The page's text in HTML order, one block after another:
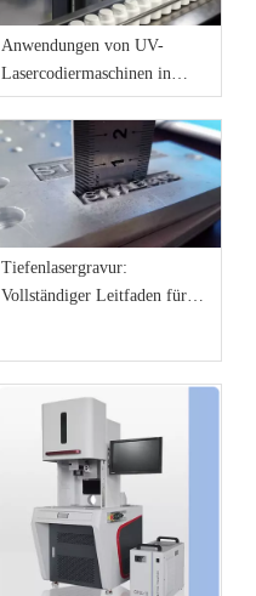
Anwendungen von UV-
Lasercodiermaschinen in
Produktionslinien in der
Werkstatt
Tiefenlasergravur:
Vollständiger Leitfaden für